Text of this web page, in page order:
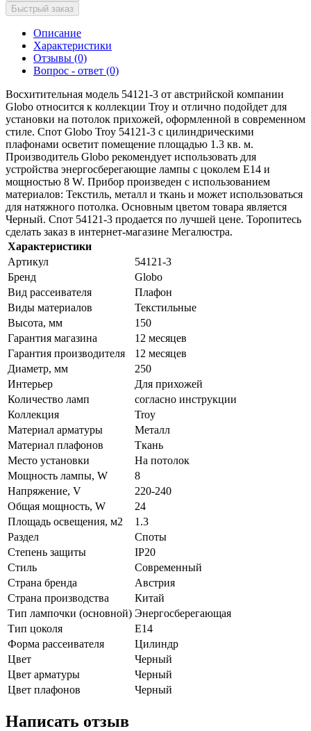
Быстрый заказ
Описание
Характеристики
Отзывы (0)
Вопрос - ответ (0)
Восхитительная модель 54121-3 от австрийской компании
Globo относится к коллекции Troy и отлично подойдет для
установки на потолок прихожей, оформленной в современном
стиле. Спот Globo Troy 54121-3 с цилиндрическими
плафонами осветит помещение площадью 1.3 кв. м.
Производитель Globo рекомендует использовать для
устройства энергосберегающие лампы с цоколем E14 и
мощностью 8 W. Прибор произведен с использованием
материалов: Текстиль, металл и ткань и может использоваться
для натяжного потолка. Основным цветом товара является
Черный. Спот 54121-3 продается по лучшей цене. Торопитесь
сделать заказ в интернет-магазине Мегалюстра.
Характеристики
Артикул
54121-3
Бренд
Globo
Вид рассеивателя
Плафон
Виды материалов
Текстильные
Высота, мм
150
Гарантия магазина
12 месяцев
Гарантия производителя
12 месяцев
Диаметр, мм
250
Интерьер
Для прихожей
Количество ламп
согласно инструкции
Коллекция
Troy
Материал арматуры
Металл
Материал плафонов
Ткань
Место установки
На потолок
Мощность лампы, W
8
Напряжение, V
220-240
Общая мощность, W
24
Площадь освещения, м2
1.3
Раздел
Споты
Степень защиты
IP20
Стиль
Современный
Страна бренда
Австрия
Страна производства
Китай
Тип лампочки (основной) Энергосберегающая
Тип цоколя
E14
Форма рассеивателя
Цилиндр
Цвет
Черный
Цвет арматуры
Черный
Цвет плафонов
Черный
Написать отзыв